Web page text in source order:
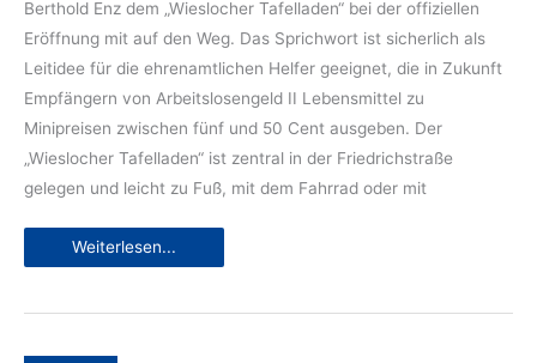
Berthold Enz dem „Wieslocher Tafelladen“ bei der offiziellen
Eröffnung mit auf den Weg. Das Sprichwort ist sicherlich als
Leitidee für die ehrenamtlichen Helfer geeignet, die in Zukunft
Empfängern von Arbeitslosengeld II Lebensmittel zu
Minipreisen zwischen fünf und 50 Cent ausgeben. Der
„Wieslocher Tafelladen“ ist zentral in der Friedrichstraße
gelegen und leicht zu Fuß, mit dem Fahrrad oder mit
„Tafel“
Weiterlesen...